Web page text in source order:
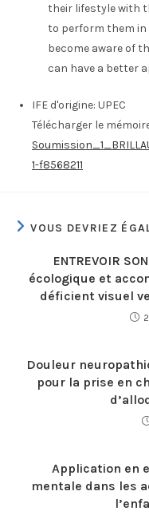
their lifestyle with
to perform them
become aware of
can have a better
IFE d'origine: UPEC
Télécharger le
1-f8568211
VOUS DEVRIEZ
ENTREVOIR
écologique et
déficient visuel
Douleur
pour la prise en
Application en
mentale dans les